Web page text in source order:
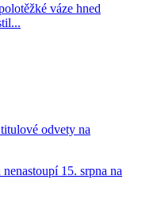
váze hned
odvety na
15. srpna na